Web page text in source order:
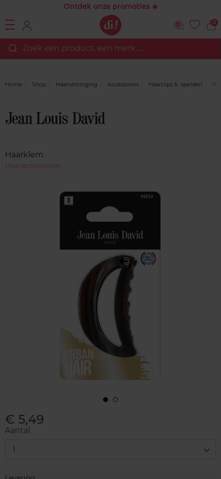
Ontdek onze promoties ☀️
0
Zoek een product, een merk…...
Home Shop Haarverzorging Accessoires Haarclips & -spelden
Haarklem
Haaraccessoires
€ 5,49
Aantal
1